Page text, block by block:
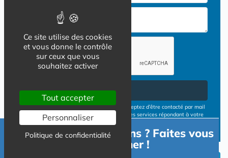
Envoyer
En cliquant sur le bouton ENVOYER vous acceptez d’être contacté par mail
ou téléphone par les opérateurs de résidences services répondant à votre
demande
Conditions d'utilisation
Besoin d'informations ? Faites vous
accompagner !
Ce site utilise des cookies
et vous donne le contrôle
sur ceux que vous
souhaitez activer
Tout accepter
Personnaliser
Politique de confidentialité